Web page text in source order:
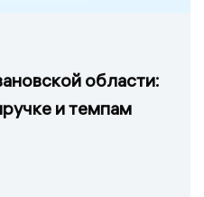
области:
и темпам